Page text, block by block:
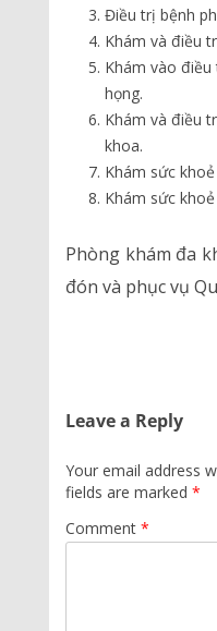
Điều trị bệnh
Khám và điều
Khám vào
họng.
Khám và điều
khoa.
Khám sức
Khám sức
Phòng khám đa
đón và phục vụ
Leave a Reply
Your email address
fields are marked *
Comment *